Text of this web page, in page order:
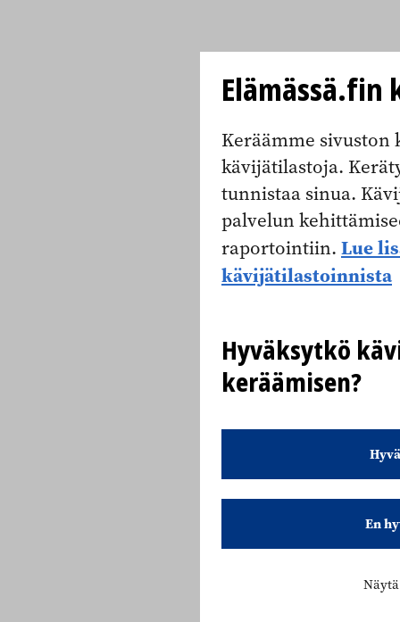
Keräämme sivuston
kävijätilastoja.
tunnistaa sinua.
palvelun
raportointiin. Lue
kävijätilastoinnista
Hyväksytkö
keräämisen?
En